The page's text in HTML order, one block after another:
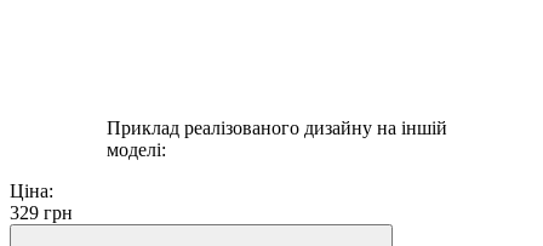
Приклад реалізованого дизайну на іншій
моделі:
Ціна:
329 грн